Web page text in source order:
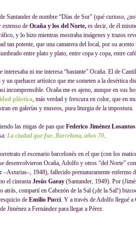
Santander de nombre “Días de Sur” (qué curioso,
extenso de Ocaña y los del Norte, es decir, de él
y lo hizo mientras mostraba imágenes y trazos
tan potente, que una camarera del local, por su acento
entre plato y plato, entre copa y copa, entre
ni me interesa “bastante” Ocaña. El de
un quehacer artístico que me someten a la desértica
incomprensible. Ocaña me es ajeno, aunque en sus
plástica, más verdad y frescura en color, que en
en galerías y museos, pura liturgia de la impostura.
las migas de pan que Federico Jiménez Losantos
La ciudad que fue. Barcelona, años 70.
el escenario barcelonés en el que (con los
desenvolvieron Ocaña, Adolfo y otros “del Norte”
–Asturias–, 1948), fallecido prematuramente enfermo
el cineasta Jesús Garay (Santander, 1949). Por
atrás, compartí en Cabezón de la Sal (¡de la Sal!)
de Emilio Pucci. Y a través de Adolfo llegué a
Jiménez a Fernández para llegar a Pérez.